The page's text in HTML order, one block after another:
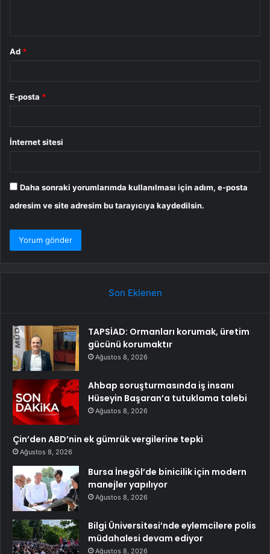
Ad *
E-posta *
İnternet sitesi
Daha sonraki yorumlarımda kullanılması için adım, e-posta
adresim ve site adresim bu tarayıcıya kaydedilsin.
Son Eklenen
TAPSİAD: Ormanları korumak, üretim
gücünü korumaktır
Ağustos 8, 2026
Ahbap soruşturmasında iş insanı
Hüseyin Başaran’a tutuklama talebi
Ağustos 8, 2026
Çin’den ABD’nin ek gümrük vergilerine tepki
Ağustos 8, 2026
Bursa İnegöl’de binicilik için modern
manejler yapılıyor
Ağustos 8, 2026
Bilgi Üniversitesi’nde eylemcilere polis
müdahalesi devam ediyor
Ağustos 8, 2026